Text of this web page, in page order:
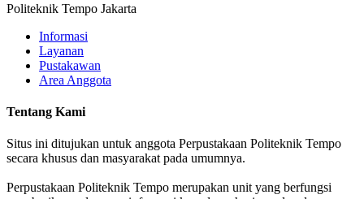
Politeknik Tempo Jakarta
Informasi
Layanan
Pustakawan
Area Anggota
Tentang Kami
Situs ini ditujukan untuk anggota Perpustakaan Politeknik Tempo
secara khusus dan masyarakat pada umumnya.
Perpustakaan Politeknik Tempo merupakan unit yang berfungsi